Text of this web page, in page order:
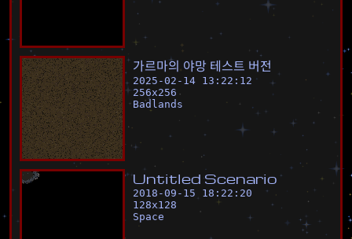
가르마의 야망 테스트 버전
2025-02-14 13:22:12
256x256
Badlands
Untitled Scenario
2018-09-15 18:22:20
128x128
Space